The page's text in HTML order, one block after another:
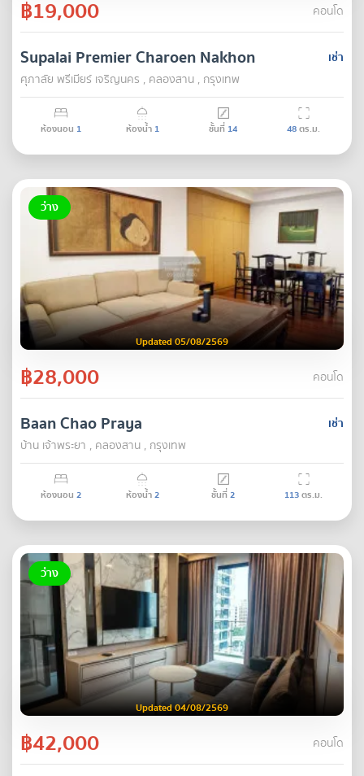
฿19,000 คอนโด
เช่า
Supalai Premier Charoen Nakhon
ศุภาลัย พรีเมียร์ เจริญนคร , คลองสาน , กรุงเทพ
ห้องนอน 1 ห้องน้ำ 1 ชั้นที่ 14 48ตร.ม.
ว่าง
Updated 05/08/2569
฿28,000 คอนโด
เช่า
Baan Chao Praya
บ้าน เจ้าพระยา , คลองสาน , กรุงเทพ
ห้องนอน 2 ห้องน้ำ2 ชั้นที่2 113ตร.ม.
ว่าง
Updated 04/08/2569
฿42,000 คอนโด